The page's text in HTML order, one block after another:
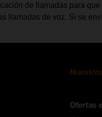
de llamadas para
llamadas de voz. Si se
Ofertas